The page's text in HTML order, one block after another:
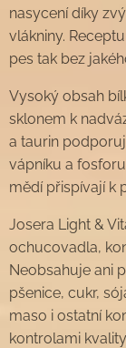
nasycení díky
vlákniny.
pes tak bez
Vysoký obsah
sklonem k
a taurin
vápníku a
mědí přispívají k
Josera Light &
ochucovadla,
Neobsahuje ani
pšenice, cukr,
maso i ostatní
kontrolami